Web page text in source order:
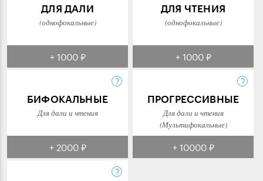
ДЛЯ ДАЛИ
(однофокальные)
+ 1000 ₽
ДЛЯ ЧТЕНИЯ
(однофокальные)
+ 1000 ₽
БИФОКАЛЬНЫЕ
Для дали и чтения
+ 2000 ₽
ПРОГРЕССИВНЫЕ
Для дали и чтения
(Мультифокальные)
+ 10000 ₽